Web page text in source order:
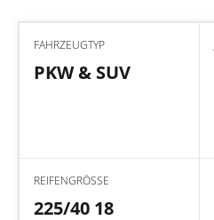
FAHRZEUGTYP
PKW & SUV
REIFENGRÖSSE
225/40 18